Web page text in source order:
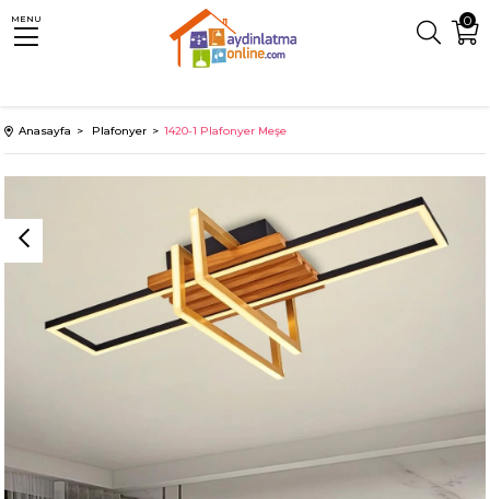
0
MENU
Anasayfa Plafonyer 1420-1 Plafonyer Meşe